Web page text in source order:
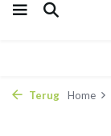
Terug Home